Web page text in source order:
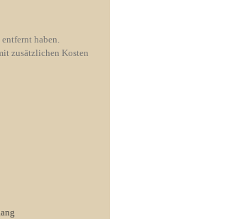
haben.
zusätzlichen Kosten